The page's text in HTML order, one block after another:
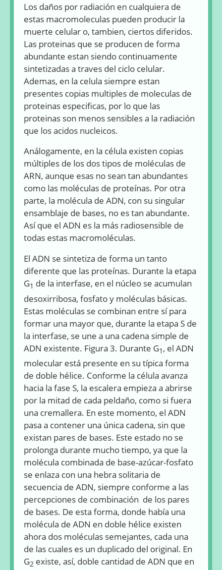
Los daños por radiación en cualquiera de
estas macromoleculas pueden producir la
muerte celular o, tambien, ciertos diferidos.
Las proteinas que se producen de forma
abundante estan siendo continuamente
sintetizadas a traves del ciclo celular.
Ademas, en la celula siempre estan
presentes copias multiples de moleculas de
proteinas especificas, por lo que las
proteinas son menos sensibles a la radiación
que los acidos nucleicos.
Análogamente, en la célula existen copias
múltiples de los dos tipos de moléculas de
ARN, aunque esas no sean tan abundantes
como las moléculas de proteínas. Por otra
parte, la molécula de ADN, con su singular
ensamblaje de bases, no es tan abundante.
Así que el ADN es la más radiosensible de
todas estas macromoléculas.
El ADN se sintetiza de forma un tanto
diferente que las proteínas. Durante la etapa
G1 de la interfase, en el núcleo se acumulan
desoxirribosa, fosfato y moléculas básicas.
Estas moléculas se combinan entre sí para
formar una mayor que, durante la etapa S de
la interfase, se une a una cadena simple de
ADN existente. Figura 3. Durante G1 , el ADN
molecular está presente en su típica forma
de doble hélice. Conforme la célula avanza
hacia la fase S, la escalera empieza a abrirse
por la mitad de cada peldaño, como si fuera
una cremallera. En este momento, el ADN
pasa a contener una única cadena, sin que
existan pares de bases. Este estado no se
prolonga durante mucho tiempo, ya que la
molécula combinada de base-azúcar-fosfato
se enlaza con una hebra solitaria de
secuencia de ADN, siempre conforme a las
percepciones de combinación de los pares
de bases. De esta forma, donde había una
molécula de ADN en doble hélice existen
ahora dos moléculas semejantes, cada una
de las cuales es un duplicado del original. En
G2 existe, así, doble cantidad de ADN que en